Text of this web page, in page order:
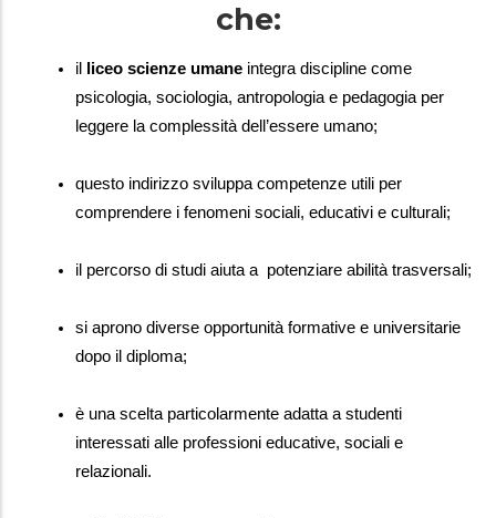
che:
il liceo scienze umane integra discipline come
psicologia, sociologia, antropologia e pedagogia per
leggere la complessità dell’essere umano;
questo indirizzo sviluppa competenze utili per
comprendere i fenomeni sociali, educativi e culturali;
il percorso di studi aiuta a  potenziare abilità trasversali;
si aprono diverse opportunità formative e universitarie
dopo il diploma;
è una scelta particolarmente adatta a studenti
interessati alle professioni educative, sociali e
relazionali.